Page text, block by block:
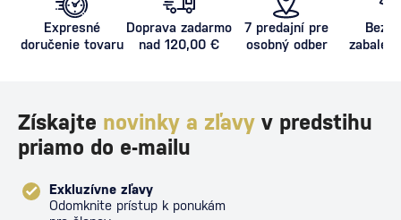
Expresné
doručenie tovaru
Doprava zadarmo
nad 120,00 €
7 predajní pre
osobný odber
Získajte novinky a zľavy v predstihu
priamo do e-mailu
Exkluzívne zľavy
Odomknite prístup k ponukám